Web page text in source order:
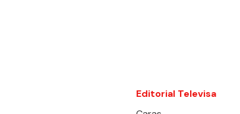
Editorial Televisa